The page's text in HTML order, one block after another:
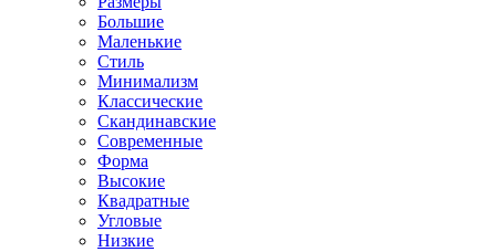
Большие
Маленькие
Стиль
Минимализм
Классические
Скандинавские
Современные
Форма
Высокие
Квадратные
Угловые
Низкие